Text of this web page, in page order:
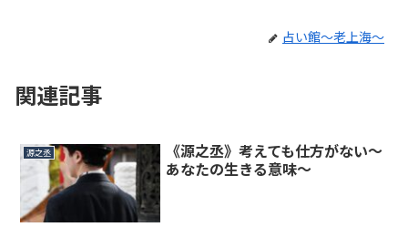
占い館～老上海～
関連記事
源之丞
《源之丞》考えても仕方がない〜
あなたの生きる意味〜